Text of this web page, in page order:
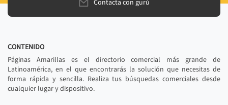
Contacta con gurú
CONTENIDO
Páginas Amarillas es el directorio comercial más grande de
Latinoamérica, en el que encontrarás la solución que necesitas de
forma rápida y sencilla. Realiza tus búsquedas comerciales desde
cualquier lugar y dispositivo.